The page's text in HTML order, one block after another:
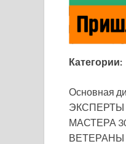
Категории:
Основная
ЭКСПЕРТЫ
МАСТЕРА
ВЕТЕРАНЫ